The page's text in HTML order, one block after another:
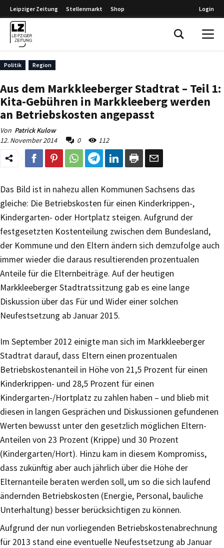
Leipziger Zeitung Stellenmarkt Shop Login
Politik Region
Aus dem Markkleeberger Stadtrat – Teil 1:
Kita-Gebühren in Markkleeberg werden
an Betriebskosten angepasst
Von Patrick Kulow
12. November 2014
0 112
Das Bild ist in nahezu allen Kommunen Sachsens das
gleiche: Die Betriebskosten für einen Kinderkrippen-,
Kindergarten- oder Hortplatz steigen. Aufgrund der
festgesetzten Kostenteilung zwischen dem Bundesland,
der Kommune und den Eltern ändern sich demzufolge auch
immer wieder die daraus resultierenden prozentualen
Anteile für die Elternbeiträge. Auf der heutigen
Markkleeberger Stadtratssitzung gab es eine lange
Diskussion über das Für und Wider einer solchen
Neufestsetzung ab Januar 2015.
Im September 2012 einigte man sich im Markkleeberger
Stadtrat darauf, dass Eltern einen prozentualen
Betriebskostenanteil in Höhe von 21,5 Prozent für einen
Kinderkrippen- und 28,5 Prozent für einen
Kindergarten-/Hortplatz zu zahlen haben – und blieb mit
diesen in langen Gesprächen und Diskussionen gefundenen
Werten bewusst unter den gesetzlich möglichen Eltern-
Anteilen von 23 Prozent (Krippe) und 30 Prozent
(Kindergarten/Hort). Hinzu kam in diesem Kompromiss,
dass zukünftig aber auch jährlich über die Höhe der
Elternanteile beraten werden soll, um so die sich laufend
ändernden Betriebskosten (Energie, Personal, bauliche
Unterhaltung) besser berücksichtigen zu können.
Aufgrund der nun vorliegenden Betriebskostenabrechnung
für 2013 stand eine eventuelle Neufestsetzung ab Januar